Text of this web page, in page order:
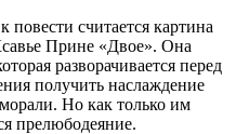
считается картина
Прине «Двое». Она
разворачивается перед
получить наслаждение
Но как только им
прелюбодеяние.